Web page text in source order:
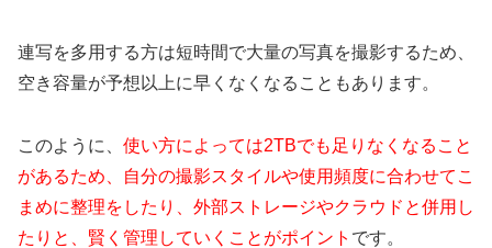
連写を多用する方は短時間で大量の写真を撮影するため、
空き容量が予想以上に早くなくなることもあります。
このように、 使い方によっては2TBでも足りなくなること
があるため、自分の撮影スタイルや使用頻度に合わせてこ
まめに整理をしたり、外部ストレージやクラウドと併用し
たりと、賢く管理していくことがポイント です。